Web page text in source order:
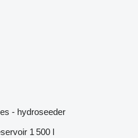
- hydroseeder
1 500 l